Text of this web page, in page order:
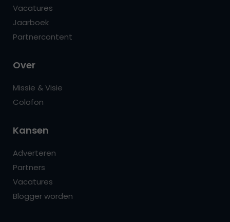
Vacatures
Jaarboek
Partnercontent
Over
Missie & Visie
Colofon
Kansen
Adverteren
Partners
Vacatures
Blogger worden